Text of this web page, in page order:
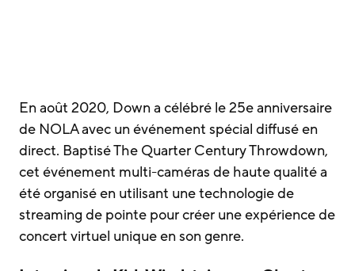
En août 2020, Down a célébré le 25e anniversaire
de NOLA avec un événement spécial diffusé en
direct. Baptisé The Quarter Century Throwdown,
cet événement multi-caméras de haute qualité a
été organisé en utilisant une technologie de
streaming de pointe pour créer une expérience de
concert virtuel unique en son genre.